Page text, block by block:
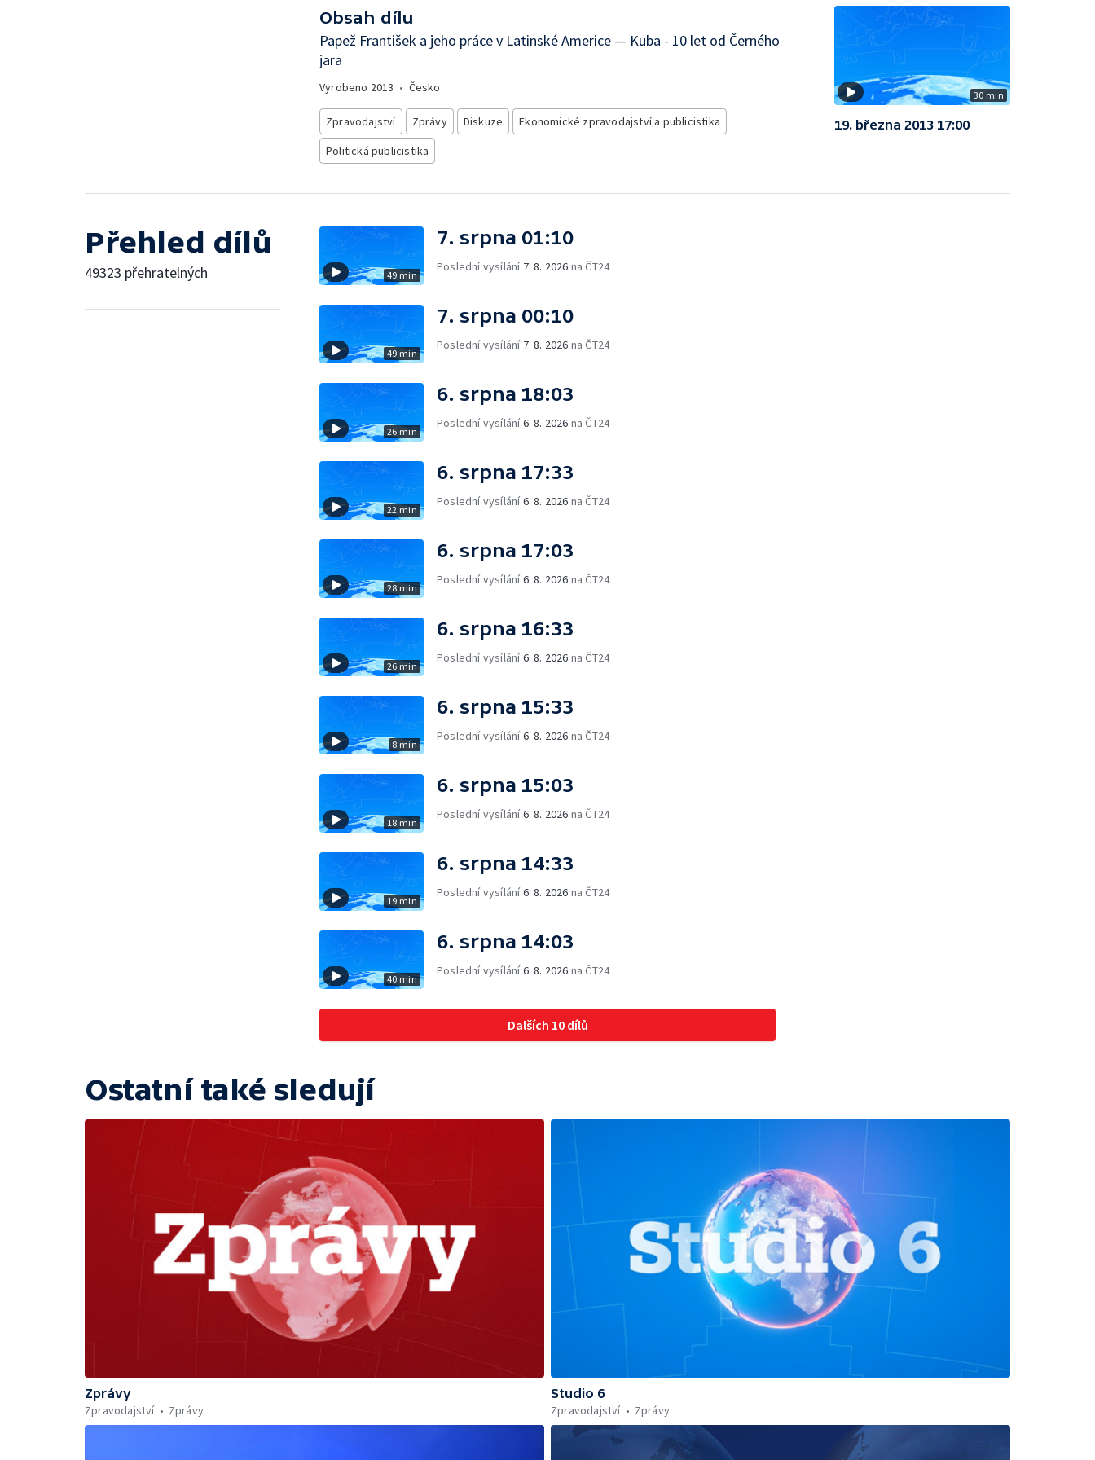
Obsah dílu
Papež František a jeho práce v Latinské Americe — Kuba - 10 let od Černého
jara
Vyrobeno 2013 • Česko
Zpravodajství Zprávy Diskuze
Ekonomické zpravodajství a publicistika
Politická publicistika
30 min
19. března 2013 17:00
Přehled dílů
49323 přehratelných 49 min
7. srpna 01:10
Poslední vysílání 7. 8. 2026 na ČT24
49 min
7. srpna 00:10
Poslední vysílání 7. 8. 2026 na ČT24
26 min
6. srpna 18:03
Poslední vysílání6. 8. 2026 na ČT24
22 min
6. srpna 17:33
Poslední vysílání6. 8. 2026 na ČT24
28 min
6. srpna 17:03
Poslední vysílání6. 8. 2026 na ČT24
26 min
6. srpna 16:33
Poslední vysílání6. 8. 2026 na ČT24
8 min
6. srpna 15:33
Poslední vysílání6. 8. 2026 na ČT24
18 min
6. srpna 15:03
Poslední vysílání6. 8. 2026 na ČT24
19 min
6. srpna 14:33
Poslední vysílání6. 8. 2026 na ČT24
40 min
6. srpna 14:03
Poslední vysílání6. 8. 2026 na ČT24
Dalších 10 dílů
Ostatní také sledují
Zprávy
Zpravodajství
Zprávy
Studio 6
Zpravodajství
Zprávy